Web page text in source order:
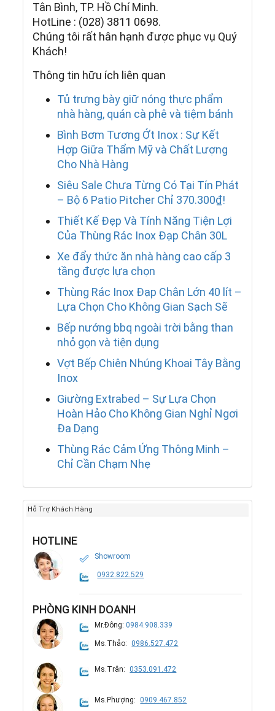
Tân Bình, TP. Hồ Chí Minh.
HotLine : (028) 3811 0698.
Chúng tôi rất hân hạnh được phục vụ Quý
Khách!
Thông tin hữu ích liên quan
Tủ trưng bày giữ nóng thực phẩm
nhà hàng, quán cà phê và tiệm bánh
Bình Bơm Tương Ớt Inox : Sự Kết
Hợp Giữa Thẩm Mỹ và Chất Lượng
Cho Nhà Hàng
Siêu Sale Chưa Từng Có Tại Tín Phát
– Bộ 6 Patio Pitcher Chỉ 370.300₫!
Thiết Kế Đẹp Và Tính Năng Tiện Lợi
Của Thùng Rác Inox Đạp Chân 30L
Xe đẩy thức ăn nhà hàng cao cấp 3
tầng được lựa chọn
Thùng Rác Inox Đạp Chân Lớn 40 lít –
Lựa Chọn Cho Không Gian Sạch Sẽ
Bếp nướng bbq ngoài trời bằng than
nhỏ gọn và tiện dụng
Vợt Bếp Chiên Nhúng Khoai Tây Bằng
Inox
Giường Extrabed – Sự Lựa Chọn
Hoàn Hảo Cho Không Gian Nghỉ Ngơi
Đa Dạng
Thùng Rác Cảm Ứng Thông Minh –
Chỉ Cần Chạm Nhẹ
Hỗ Trợ Khách Hàng
HOTLINE
Showroom
0932.822.529
PHÒNG KINH DOANH
Mr.Đông:0984.908.339
Ms.Thảo: 0986.527.472
Ms.Trân: 0353.091.472
Ms.Phượng: 0909.467.852